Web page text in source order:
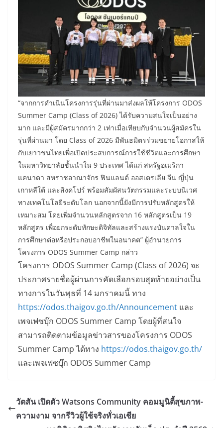
“จากการดำเนินโครงการรุ่นที่ผ่านมาส่งผลให้โครงการ ODOS
Summer Camp (Class of 2026) ได้รับความสนใจเป็นอย่าง
มาก และมีผู้สมัครมากกว่า 2 เท่าเมื่อเทียบกับจำนวนผู้สมัครใน
รุ่นที่ผ่านมา โดย Class of 2026 มีพันธมิตรร่วมขยายโอกาสให้
กับเยาวชนไทยเพื่อเปิดประสบการณ์การใช้ชีวิตและการศึกษา
ในมหาวิทยาลัยชั้นนำใน 9 ประเทศ ได้แก่ สหรัฐอเมริกา
แคนาดา สหราชอาณาจักร ฟินแลนด์ ออสเตรเลีย จีน ญี่ปุ่น
เกาหลีใต้ และสิงคโปร์ พร้อมสัมผัสนวัตกรรมและระบบนิเวศ
ทางเทคโนโลยีระดับโลก นอกจากนี้ยังมีการปรับหลักสูตรให้
เหมาะสม โดยเพิ่มจำนวนหลักสูตรจาก 16 หลักสูตรเป็น 19
หลักสูตร เพื่อยกระดับทักษะดิจิทัลและสร้างแรงบันดาลใจใน
การศึกษาต่อหรือประกอบอาชีพในอนาคต” ผู้อำนวยการ
โครงการ ODOS Summer Camp กล่าว
โครงการ ODOS Summer Camp (Class of 2026) จะ
ประกาศรายชื่อผู้ผ่านการคัดเลือกรอบสุดท้ายอย่างเป็น
ทางการในวันพุธที่ 14 มกราคมนี้ ทาง
https://odos.thaigov.go.th/Announcement และ
เพจเฟซบุ๊ก ODOS Summer Camp โดยผู้ที่สนใจ
สามารถติดตามข้อมูลข่าวสารของโครงการ ODOS
Summer Camp ได้ทาง https://odos.thaigov.go.th/
และเพจเฟซบุ๊ก ODOS Summer Camp
วัตสัน เปิดตัว Watsons Community คอมมูนิตี้สุขภาพ-
ความงาม จากรีวิวผู้ใช้จริงทั่วเอเชีย